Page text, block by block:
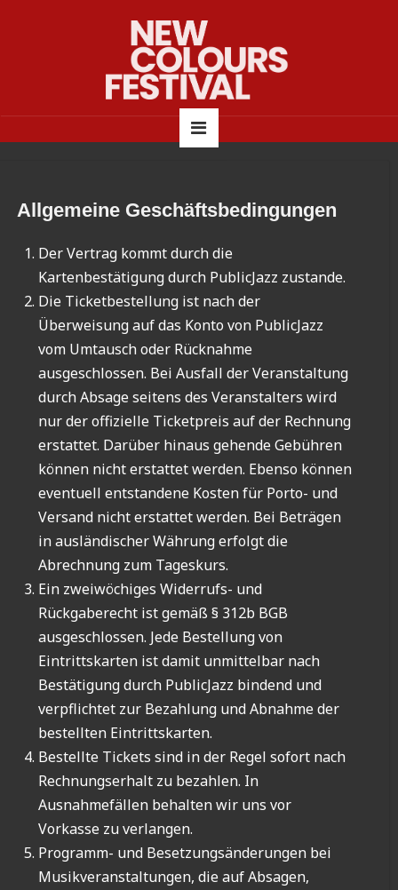
Allgemeine Geschäftsbedingungen
Der Vertrag kommt durch die
Kartenbestätigung durch PublicJazz zustande.
Die Ticketbestellung ist nach der
Überweisung auf das Konto von PublicJazz
vom Umtausch oder Rücknahme
ausgeschlossen. Bei Ausfall der Veranstaltung
durch Absage seitens des Veranstalters wird
nur der offizielle Ticketpreis auf der Rechnung
erstattet. Darüber hinaus gehende Gebühren
können nicht erstattet werden. Ebenso können
eventuell entstandene Kosten für Porto- und
Versand nicht erstattet werden. Bei Beträgen
in ausländischer Währung erfolgt die
Abrechnung zum Tageskurs.
Ein zweiwöchiges Widerrufs- und
Rückgaberecht ist gemäß § 312b BGB
ausgeschlossen. Jede Bestellung von
Eintrittskarten ist damit unmittelbar nach
Bestätigung durch PublicJazz bindend und
verpflichtet zur Bezahlung und Abnahme der
bestellten Eintrittskarten.
Bestellte Tickets sind in der Regel sofort nach
Rechnungserhalt zu bezahlen. In
Ausnahmefällen behalten wir uns vor
Vorkasse zu verlangen.
Programm- und Besetzungsänderungen bei
Musikveranstaltungen, die auf Absagen,